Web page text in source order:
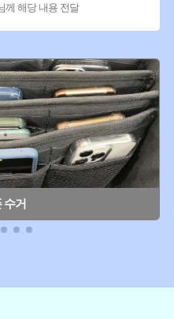
께 해당 내용 전달
수거